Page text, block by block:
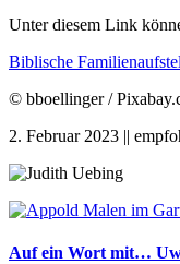
Unter diesem Link
Biblische
© bboellinger /
2. Februar 2023 ||
Auf ein Wort mit…